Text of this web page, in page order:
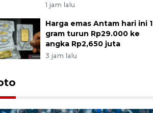
1 jam lalu
Harga emas Antam hari ini 1
gram turun Rp29.000 ke
angka Rp2,650 juta
3 jam lalu